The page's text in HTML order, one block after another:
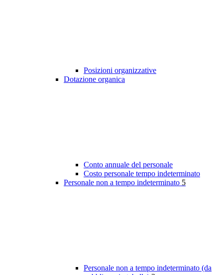
Posizioni organizzative
Dotazione organica
Conto annuale del personale
Costo personale tempo indeterminato
Personale non a tempo indeterminato 5
Personale non a tempo indeterminato (da